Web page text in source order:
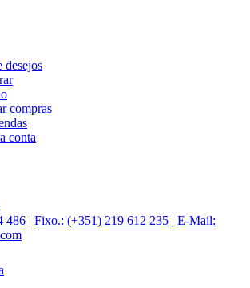
desejos
compras
conta
486 | Fixo.: (+351) 219 612 235 | E-Mail: